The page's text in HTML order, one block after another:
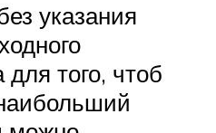
указания
того, чтоб